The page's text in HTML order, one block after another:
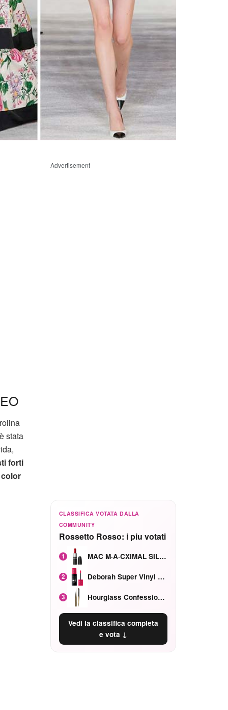
stata
forti
color
Advertisement
CLASSIFICA VOTATA DALLA
COMMUNITY
Rossetto Rosso: i piu votati
1 MAC M·A·CXIMAL SILKY MATTE Red Rock mat
2 Deborah Super Vinyl Shake Rosa Ciliegia
3 Hourglass Confession Ricaricabile Ultra Preciso Ad Alta Intensità Secretly Classic Red
Vedi la classifica completa
e vota ↓